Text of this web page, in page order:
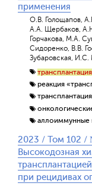
применения
О.В. Голощапов,
А.А. Щербаков,
Горчакова, М.А.
Сидоренко, В.В.
Зубаровская,
реакция
аллоиммунные
2023 / Том 102 /
Высокодозная
при рецидивах